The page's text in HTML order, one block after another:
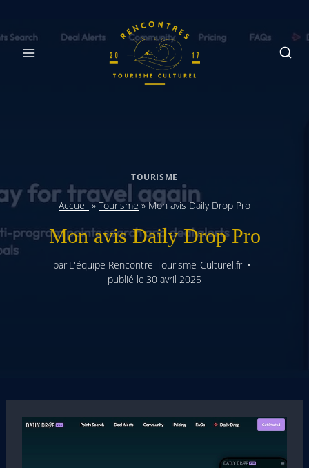
TOURISME
Accueil»Tourisme »Mon avis Daily Drop Pro
Mon avis Daily Drop Pro
par L'équipe Rencontre-Tourisme-Culturel.fr
publié le 30 avril 2025